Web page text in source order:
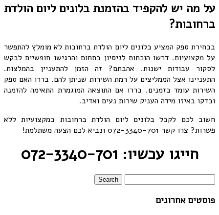
על מה יש להקפיד בהזמנת בלונים ליום הולדת
ברחובות?
בבחירת ספק המציע בלונים ליום הולדת ברחובות לא מומלץ להתפשר
על מקצועיות. דרשו הוכחות לניסיון בתחום והרגישו חופשיים לבקש
לסקור עבודות ישנות. אהבתם? זה הזמן להתעניין בהמלצות.
התעניינו אצל הממליצים על רמת השירות שניתן להם. בררו האם ספק
השירות עומד בזמנים. בררו אם התוצאה המוגמרת התאימה להזמנה
ובדקו באיזו מידה העניק שירות נעים ואדיב.
חשוב לכם לקבל בלונים ליום הולדת ברחובות במקצועיות ללא
פשרות? צרו קשר 072-3340-701 ונביא לכם הצעה משתלמת!
חייגו עכשיו: 072-3340-701
פוסטים אחרונים